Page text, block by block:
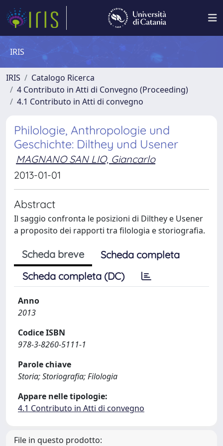
IRIS
IRIS
Catalogo Ricerca
4 Contributo in Atti di Convegno (Proceeding)
4.1 Contributo in Atti di convegno
Philologie, Anthropologie und
Geschichte: Dilthey und Usener
MAGNANO SAN LIO, Giancarlo
2013-01-01
Abstract
Il saggio confronta le posizioni di Dilthey e Usener
a proposito dei rapporti tra filologia e storiografia.
Scheda breve
Scheda completa
Scheda completa (DC)
Anno
2013
Codice ISBN
978-3-8260-5111-1
Parole chiave
Storia; Storiografia; Filologia
Appare nelle tipologie:
4.1 Contributo in Atti di convegno
File in questo prodotto: